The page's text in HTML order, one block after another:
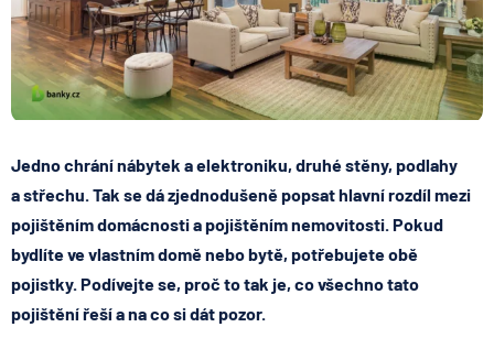
Jedno chrání nábytek a elektroniku, druhé stěny, podlahy
a střechu. Tak se dá zjednodušeně popsat hlavní rozdíl mezi
pojištěním domácnosti a pojištěním nemovitosti. Pokud
bydlíte ve vlastním domě nebo bytě, potřebujete obě
pojistky. Podívejte se, proč to tak je, co všechno tato
pojištění řeší a na co si dát pozor.